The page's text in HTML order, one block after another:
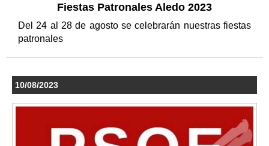
Fiestas Patronales Aledo 2023
Del 24 al 28 de agosto se celebrarán nuestras fiestas
patronales
10/08/2023